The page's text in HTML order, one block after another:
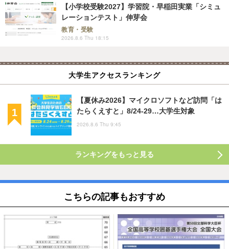
【小学校受験2027】学習院・早稲田実業「シミュ
レーションテスト」伸芽会
教育・受験
2026.8.6 Thu 18:15
大学生アクセスランキング
【夏休み2026】マイクロソフトなど訪問「は
たらくえすと」8/24-29…大学生対象
2026.8.6 Thu 9:45
ランキングをもっと見る
こちらの記事もおすすめ